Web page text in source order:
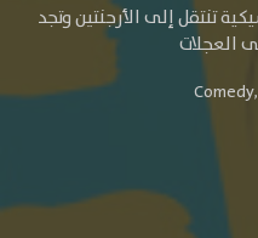
تنتقل إلى الأرجنتين وتجد
العجلات
Comedy,